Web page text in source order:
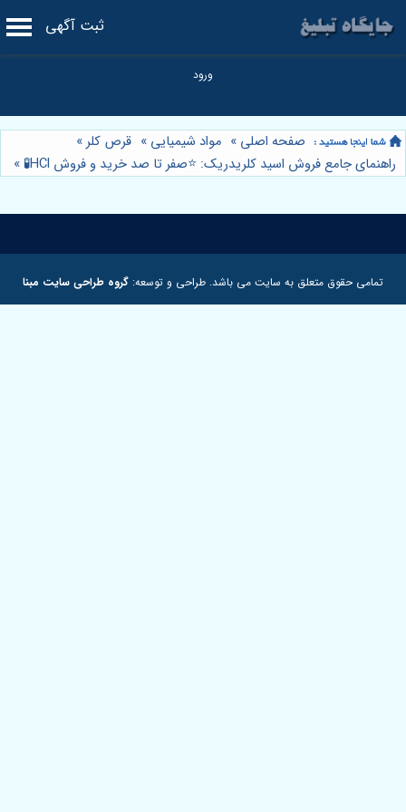
ثبت آگهی
صفحه اصلی » مواد شیمیایی » قرص کلر»
راهنمای جامع فروش اسید کلریدریک: ⭐️صفر تا صد خرید و فروش HCl🧪
»
تمامی حقوق متعلق به سایت می باشد. طراحی و توسعه: گروه طراحی سایت مبنا